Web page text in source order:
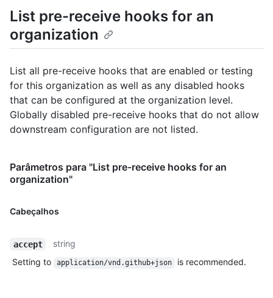
List pre-receive hooks for an
organization
List all pre-receive hooks that are enabled or testing
for this organization as well as any disabled hooks
that can be configured at the organization level.
Globally disabled pre-receive hooks that do not allow
downstream configuration are not listed.
Parâmetros para "List pre-receive hooks for an
organization"
Cabeçalhos
accept
string
Setting to
application/vnd.github+json is recommended.